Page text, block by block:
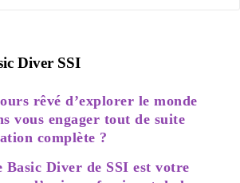
Diver SSI
rêvé d’explorer le monde
vous engager tout de suite
complète ?
Basic Diver de SSI est votre